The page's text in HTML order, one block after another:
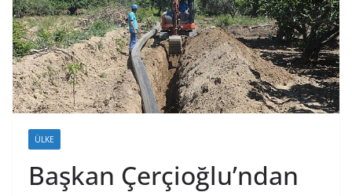
ÜLKE
Başkan Çerçioğlu’ndan